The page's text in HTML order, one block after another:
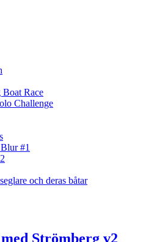
Race
Challenge
#1
och deras båtar
Strömberg v2